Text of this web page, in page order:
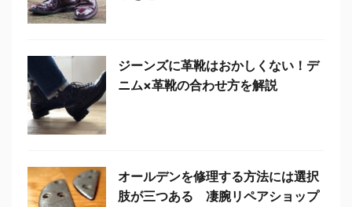
ジーンズに革靴はおかしくない！デ
ニム×革靴の合わせ方を解説
オールデンを修理する方法には選択
肢が三つある 凄腕リペアショップ